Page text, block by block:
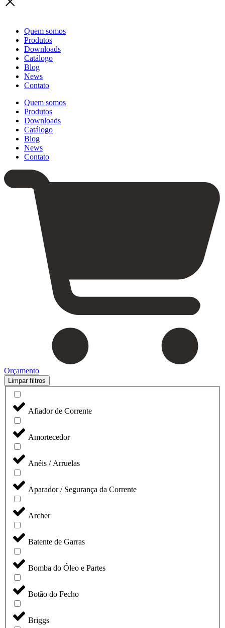
Quem somos
Produtos
Downloads
Catálogo
Blog
News
Contato
Quem somos
Produtos
Downloads
Catálogo
Blog
News
Contato
Orçamento
Limpar filtros
Afiador de Corrente
Amortecedor
Anéis / Arruelas
Aparador / Segurança da Corrente
Archer
Batente de Garras
Bomba do Óleo e Partes
Botão do Fecho
Briggs